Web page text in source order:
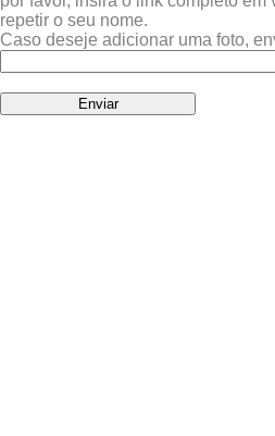
repetir o seu nome.
Caso deseje adicionar uma foto,